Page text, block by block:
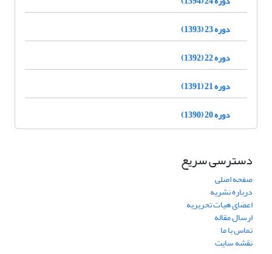
دوره 23 (1393)
دوره 22 (1392)
دوره 21 (1391)
دوره 20 (1390)
دسترسی سریع
صفحه اصلی
درباره نشریه
اعضای هیات تحریریه
ارسال مقاله
تماس با ما
نقشه سایت